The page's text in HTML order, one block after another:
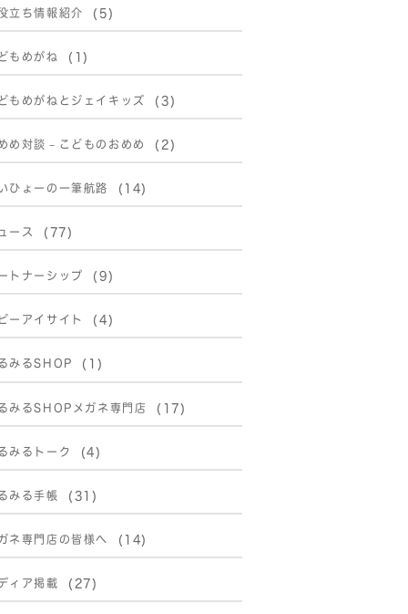
立ち情報紹介 (5)
もめがね (1)
もめがねとジェイキッズ (3)
め対談－こどものおめめ (2)
ひょーの一筆航路 (14)
ース (77)
トナーシップ (9)
ーアイサイト (4)
みるSHOP (1)
みるSHOPメガネ専門店 (17)
みるトーク (4)
みる手帳 (31)
ネ専門店の皆様へ (14)
ィア掲載 (27)